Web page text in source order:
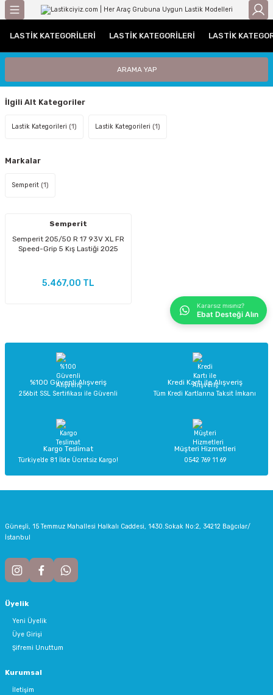
Geri Dön
/ C Grubu
LASTIK KATEGORILERI LASTIK KATEGORILERI LASTIK
ARAMA YAP
İlgili Alt Kategoriler
Lastik Kategorileri (1) Lastik Kategorileri (1)
Markalar
Semperit (1)
Semperit
Semperit 205/50 R 17 93V XL FR
Speed-Grip 5 Kış Lastiği 2025
5.467,00 TL
%100 Güvenli Alışveriş
256bit SSL Sertifikası ile Güvenli
Kredi Kartı ile Alışveriş
Tüm Kredi Kartlarına Taksit İmkanı
Kargo Teslimat
Türkiye’de 81 İlde Ücretsiz Kargo!
Müşteri Hizmetleri
0542 769 11 69
Güneşli, 15 Temmuz Mahallesi Halkalı Caddesi, 1430.Sokak No:2, 34212 Bağcılar/
İstanbul
Üyelik
Yeni Üyelik
Üye Girişi
Şifremi Unuttum
Kurumsal
İletişim
Kararsız mısınız?
Ebat Desteği Alın